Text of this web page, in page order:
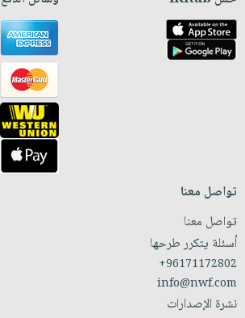
تواصل معنا
تواصل معنا
أسئلة يتكرر طرحها
+96171172802
info@nwf.com
نشرة الإصدارات